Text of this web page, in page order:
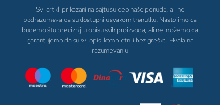
Svi artikli prikazani na sajtu su deo naše ponude, ali ne
podrazumeva da su dostupni u svakom trenutku. Nastojimo da
budemo što precizniji u opisu svih proizvoda, ali ne možemo da
garantujemo da su svi opisi kompletni i bez greške. Hvala na
razumevanju